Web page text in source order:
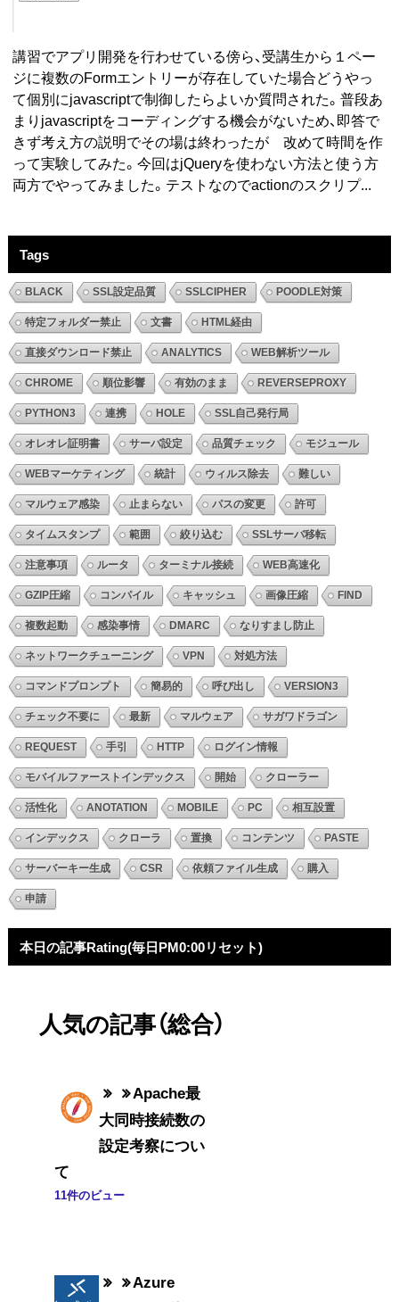
講習でアプリ開発を行わせている傍ら、受講生から１ペー
ジに複数のFormエントリーが存在していた場合どうやっ
て個別にjavascriptで制御したらよいか質問された。普段あ
まりjavascriptをコーディングする機会がないため、即答で
きず考え方の説明でその場は終わったが 改めて時間を作
って実験してみた。今回はjQueryを使わない方法と使う方
両方でやってみました。テストなのでactionのスクリプ...
Tags
BLACK SSL設定品質 SSLCIPHER POODLE対策
特定フォルダー禁止 文書 HTML経由
直接ダウンロード禁止 ANALYTICS WEB解析ツール
CHROME 順位影響 有効のまま REVERSEPROXY
PYTHON3 連携 HOLE SSL自己発行局
オレオレ証明書 サーバ設定 品質チェック モジュール
WEBマーケティング 統計 ウィルス除去 難しい
マルウェア感染 止まらない パスの変更 許可
タイムスタンプ 範囲 絞り込む SSLサーバ移転
注意事項 ルータ ターミナル接続 WEB高速化
GZIP圧縮 コンパイル キャッシュ 画像圧縮 FIND
複数起動 感染事情 DMARC なりすまし防止
ネットワークチューニング VPN 対処方法
コマンドプロンプト 簡易的 呼び出し VERSION3
チェック不要に 最新 マルウェア サガワドラゴン
REQUEST 手引 HTTP ログイン情報
モバイルファーストインデックス 開始 クローラー
活性化 ANOTATION MOBILE PC 相互設置
インデックス クローラ 置換 コンテンツ PASTE
サーバーキー生成 CSR 依頼ファイル生成 購入
申請
本日の記事Rating(毎日PM0:00リセット)
人気の記事（総合）
Apache最
大同時接続数の
設定考察につい
て
11件のビュー
Azure